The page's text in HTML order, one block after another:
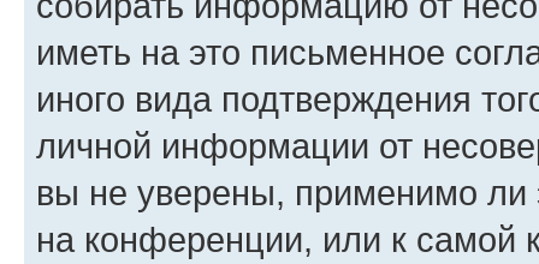
иметь на это письменное
иного вида подтверждения
личной информации от
вы не уверены, применимо ли
на конференции, или к самой